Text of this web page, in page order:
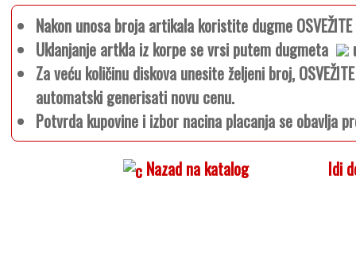
Nakon unosa broja artikala koristite dugme OSVEŽITE
Uklanjanje artkla iz korpe se vrsi putem dugmeta
Za veću količinu diskova unesite željeni broj,
automatski generisati novu cenu.
Potvrda kupovine i izbor nacina placanja se obavlja
Nazad na katalog
Idi